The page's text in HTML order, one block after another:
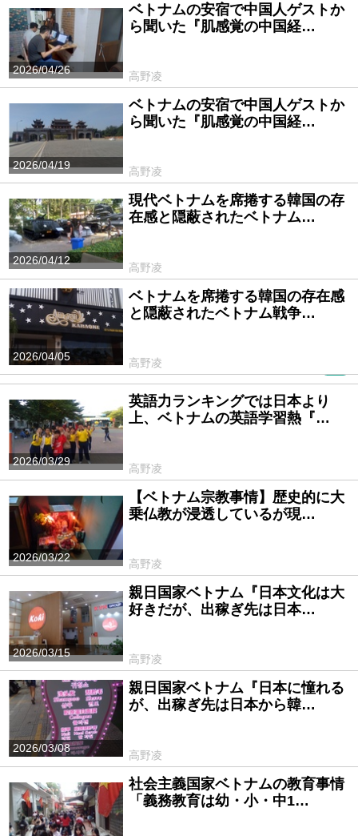
2026/04/26
ベトナムの安宿で中国人ゲストか
ら聞いた『肌感覚の中国経…
高野凌
2026/04/19
ベトナムの安宿で中国人ゲストか
ら聞いた『肌感覚の中国経…
高野凌
2026/04/12
現代ベトナムを席捲する韓国の存
在感と隠蔽されたベトナム…
高野凌
2026/04/05
ベトナムを席捲する韓国の存在感
と隠蔽されたベトナム戦争…
高野凌
2026/03/29
英語力ランキングでは日本より
上、ベトナムの英語学習熱『…
高野凌
2026/03/22
【ベトナム宗教事情】歴史的に大
乗仏教が浸透しているが現…
高野凌
2026/03/15
親日国家ベトナム『日本文化は大
好きだが、出稼ぎ先は日本…
高野凌
2026/03/08
親日国家ベトナム『日本に憧れる
が、出稼ぎ先は日本から韓…
高野凌
社会主義国家ベトナムの教育事情
「義務教育は幼・小・中1…